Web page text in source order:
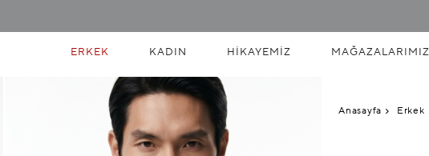
ERKEK KADIN HIKAYEMIZ MAĞAZALARIMIZ
Anasayfa Erkek